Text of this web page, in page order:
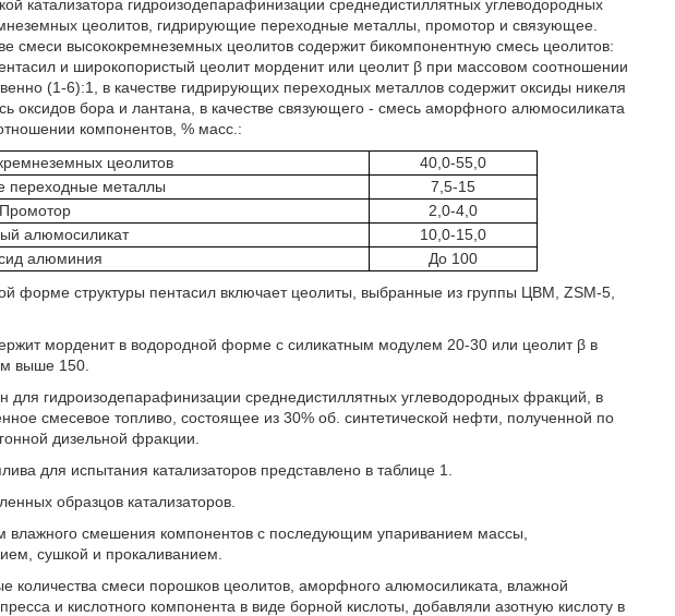
катализатора гидроизодепарафинизации среднедистиллятных углеводородных
цеолитов, гидрирующие переходные металлы, промотор и связующее.
смеси высококремнеземных цеолитов содержит бикомпонентную смесь цеолитов:
и широкопористый цеолит морденит или цеолит β при массовом соотношении
(1-6):1, в качестве гидрирующих переходных металлов содержит оксиды никеля
оксидов бора и лантана, в качестве связующего - смесь аморфного алюмосиликата
компонентов, % масс.:
цеолитов
40,0-55,0
переходные металлы
7,5-15
Промотор
2,0-4,0
алюмосиликат
10,0-15,0
алюминия
До 100
форме структуры пентасил включает цеолиты, выбранные из группы ЦВМ, ZSM-5,
морденит в водородной форме с силикатным модулем 20-30 или цеолит β в
выше 150.
для гидроизодепарафинизации среднедистиллятных углеводородных фракций, в
смесевое топливо, состоящее из 30% об. синтетической нефти, полученной по
дизельной фракции.
для испытания катализаторов представлено в таблице 1.
образцов катализаторов.
влажного смешения компонентов с последующим упариванием массы,
сушкой и прокаливанием.
количества смеси порошков цеолитов, аморфного алюмосиликата, влажной
и кислотного компонента в виде борной кислоты, добавляли азотную кислоту в